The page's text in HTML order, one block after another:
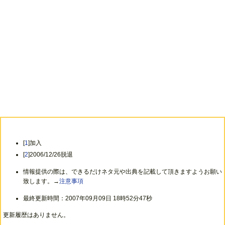
[1]加入
[2]2006/12/26脱退
情報提供の際は、できるだけネタ元や出典を記載して頂きますようお願い
致します。→注意事項
最終更新時間：2007年09月09日 18時52分47秒
更新履歴はありません。